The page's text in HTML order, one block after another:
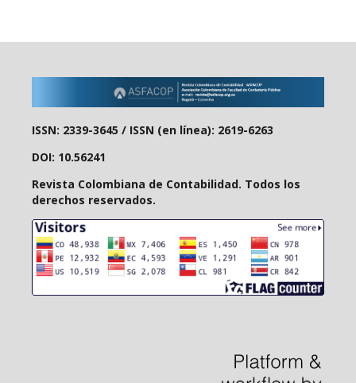
ISSN: 2339-3645 / ISSN (en línea): 2619-6263
DOI: 10.56241
Revista Colombiana de Contabilidad. Todos los
derechos reservados.